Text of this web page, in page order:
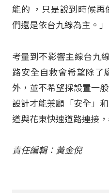
能的 ，只是說到時候再
們還是依台九線為主。」
考量到不影響主線台九
路安全自救會希望除了
外，並不希望採設置一
設計才能兼顧「安全」
道與花東快速道路連接
責任編輯：黃金倪